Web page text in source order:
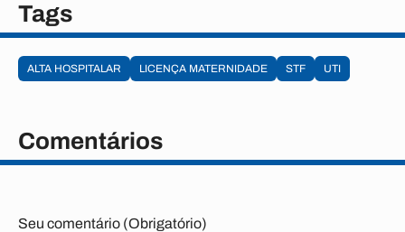
Tags
ALTA HOSPITALAR LICENÇA MATERNIDADE STF UTI
Comentários
Seu comentário (Obrigatório)